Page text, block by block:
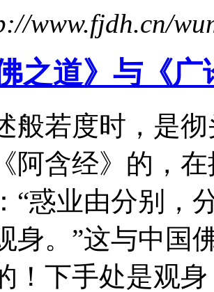
www.fjdh.cn/
之道》与《广
般若度时，是
阿含经》的，
“惑业由分别，
身。”这与中国
！下手处是观